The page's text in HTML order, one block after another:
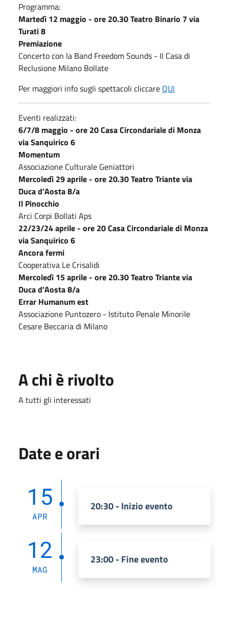
Programma:
Martedì 12 maggio - ore 20.30 Teatro Binario 7 via
Turati 8
Premiazione
Concerto con la Band Freedom Sounds - II Casa di
Reclusione Milano Bollate
Per maggiori info sugli spettacoli cliccare QUI
Eventi realizzati:
6/7/8 maggio - ore 20 Casa Circondariale di Monza
via Sanquirico 6
Momentum
Associazione Culturale Geniattori
Mercoledì 29 aprile - ore 20.30 Teatro Triante via
Duca d'Aosta 8/a
Il Pinocchio
Arci Corpi Bollati Aps
22/23/24 aprile - ore 20 Casa Circondariale di Monza
via Sanquirico 6
Ancora fermi
Cooperativa Le Crisalidi
Mercoledì 15 aprile - ore 20.30 Teatro Triante via
Duca d'Aosta 8/a
Errar Humanum est
Associazione Puntozero - Istituto Penale Minorile
Cesare Beccaria di Milano
A chi è rivolto
A tutti gli interessati
Date e orari
15
APR
20:30 - Inizio evento
12
MAG
23:00 - Fine evento